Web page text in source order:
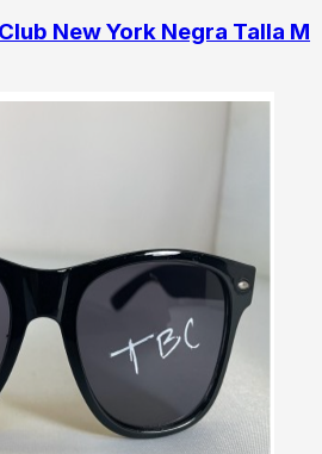
New York Negra Talla M